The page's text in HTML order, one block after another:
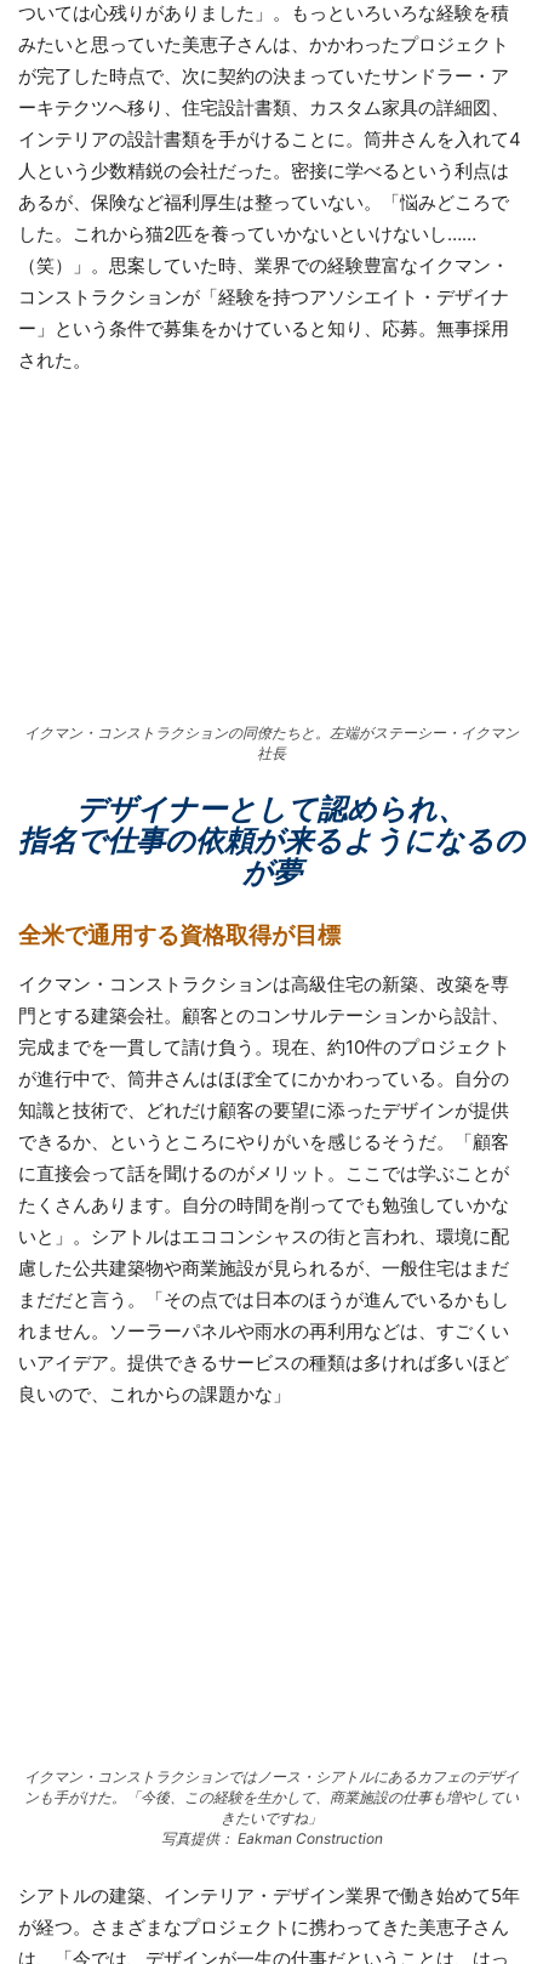
ついては心残りがありました」。もっといろいろな経験を積
みたいと思っていた美恵子さんは、かかわったプロジェクト
が完了した時点で、次に契約の決まっていたサンドラー・ア
ーキテクツへ移り、住宅設計書類、カスタム家具の詳細図、
インテリアの設計書類を手がけることに。筒井さんを入れて4
人という少数精鋭の会社だった。密接に学べるという利点は
あるが、保険など福利厚生は整っていない。「悩みどころで
した。これから猫2匹を養っていかないといけないし……
（笑）」。思案していた時、業界での経験豊富なイクマン・
コンストラクションが「経験を持つアソシエイト・デザイナ
ー」という条件で募集をかけていると知り、応募。無事採用
された。
イクマン・コンストラクションの同僚たちと。左端がステーシー・イクマン
社長
デザイナーとして認められ、
指名で仕事の依頼が来るようになるの
が夢
全米で通用する資格取得が目標
イクマン・コンストラクションは高級住宅の新築、改築を専
門とする建築会社。顧客とのコンサルテーションから設計、
完成までを一貫して請け負う。現在、約10件のプロジェクト
が進行中で、筒井さんはほぼ全てにかかわっている。自分の
知識と技術で、どれだけ顧客の要望に添ったデザインが提供
できるか、というところにやりがいを感じるそうだ。「顧客
に直接会って話を聞けるのがメリット。ここでは学ぶことが
たくさんあります。自分の時間を削ってでも勉強していかな
いと」。シアトルはエココンシャスの街と言われ、環境に配
慮した公共建築物や商業施設が見られるが、一般住宅はまだ
まだだと言う。「その点では日本のほうが進んでいるかもし
れません。ソーラーパネルや雨水の再利用などは、すごくい
いアイデア。提供できるサービスの種類は多ければ多いほど
良いので、これからの課題かな」
イクマン・コンストラクションではノース・シアトルにあるカフェのデザイ
ンも手がけた。「今後、この経験を生かして、商業施設の仕事も増やしてい
きたいですね」
写真提供： Eakman Construction
シアトルの建築、インテリア・デザイン業界で働き始めて5年
が経つ。さまざまなプロジェクトに携わってきた美恵子さん
は、「今では、デザインが一生の仕事だということは、はっ